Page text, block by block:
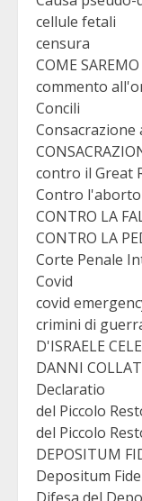
cellule fetali
censura
COME
commento
Concili
Consacrazione
contro il Great
Contro l'aborto
CONTRO LA
CONTRO LA
Corte Penale
Covid
covid
crimini di
D'ISRAELE
DANNI
Declaratio
del Piccolo
del Piccolo
DEPOSITUM
Depositum